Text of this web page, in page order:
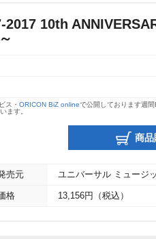
2017 10th
ス・ ORICON BiZ onlineで公開しております週
ます。
商品
売元 ユニバーサル ミュージ
格 13,156円（税込）